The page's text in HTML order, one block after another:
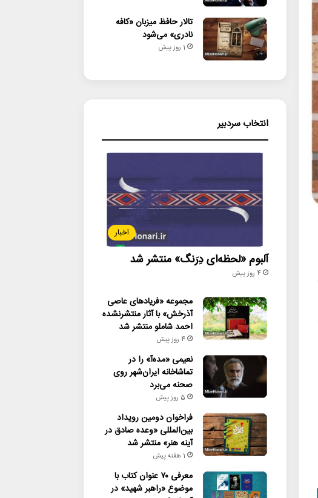
تالار حافظ میزبان «کافه
نادری» می‌شود
1 روز پیش
انتخاب سردبیر
اخبار
آلبوم «لحظه‌ای دِرَنگ» منتشر شد
4 روز پیش
مجموعه «فریادهای عاصی
آذرخش» با آثار منتشرنشده
احمد شاملو منتشر شد
4 روز پیش
نعیمی «مده‌آ» را در
تماشاخانه ایران‌شهر روی
صحنه می‌برد
5 روز پیش
فراخوان دومین رویداد
بین‌المللی «وعده صادق در
آینه هنر» منتشر شد
1 هفته پیش
معرفی ۷۰ عنوان کتاب با
موضوع «راهبر شهید» در